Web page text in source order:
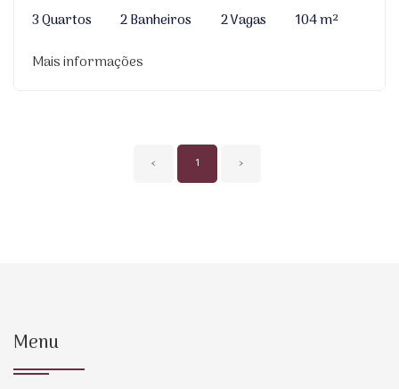
3 Quartos
2 Banheiros 2 Vagas
104 m²
Mais informações
‹ 1 ›
Menu